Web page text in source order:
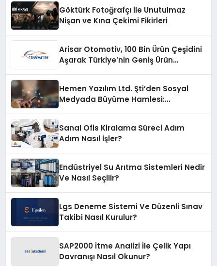
Göktürk Fotoğrafçı ile Unutulmaz
Nişan ve Kına Çekimi Fikirleri
Arisar Otomotiv, 100 Bin Ürün Çeşidini
Aşarak Türkiye’nin Geniş Ürün
Hemen Yazılım Ltd. Şti’den Sosyal
Medyada Büyüme Hamlesi:
Sanal Ofis Kiralama Süreci Adım
Adım Nasıl İşler?
Endüstriyel Su Arıtma Sistemleri Nedir
Ve Nasıl Seçilir?
Lgs Deneme Sistemi Ve Düzenli Sınav
Takibi Nasıl Kurulur?
SAP2000 İtme Analizi İle Çelik Yapı
Davranışı Nasıl Okunur?